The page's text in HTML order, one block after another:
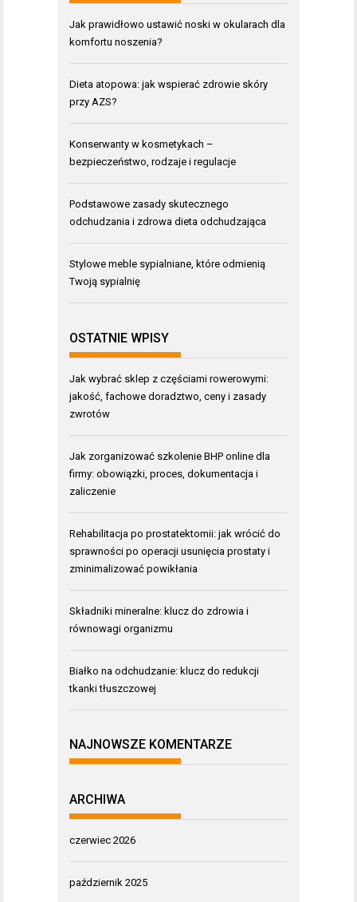
Jak prawidłowo ustawić noski w okularach dla
komfortu noszenia?
Dieta atopowa: jak wspierać zdrowie skóry
przy AZS?
Konserwanty w kosmetykach –
bezpieczeństwo, rodzaje i regulacje
Podstawowe zasady skutecznego
odchudzania i zdrowa dieta odchudzająca
Stylowe meble sypialniane, które odmienią
Twoją sypialnię
OSTATNIE WPISY
Jak wybrać sklep z częściami rowerowymi:
jakość, fachowe doradztwo, ceny i zasady
zwrotów
Jak zorganizować szkolenie BHP online dla
firmy: obowiązki, proces, dokumentacja i
zaliczenie
Rehabilitacja po prostatektomii: jak wrócić do
sprawności po operacji usunięcia prostaty i
zminimalizować powikłania
Składniki mineralne: klucz do zdrowia i
równowagi organizmu
Białko na odchudzanie: klucz do redukcji
tkanki tłuszczowej
NAJNOWSZE KOMENTARZE
ARCHIWA
czerwiec 2026
październik 2025